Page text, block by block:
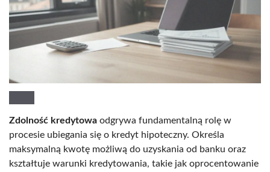
Zdolność kredytowa odgrywa fundamentalną rolę w
procesie ubiegania się o kredyt hipoteczny. Określa
maksymalną kwotę możliwą do uzyskania od banku oraz
kształtuje warunki kredytowania, takie jak oprocentowanie